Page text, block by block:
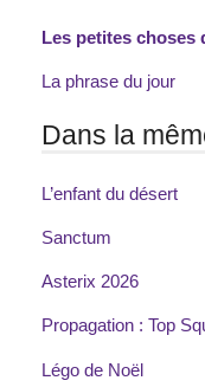
Les petites choses
La phrase du jour
Dans la
L’enfant du désert
Sanctum
Asterix 2026
Propagation : Top
Légo de Noël